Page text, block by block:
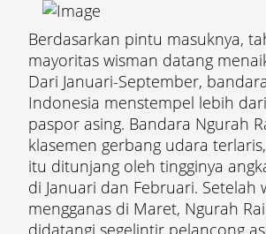
Berdasarkan pintu masuknya,
mayoritas wisman datang
Dari Januari-September,
Indonesia menstempel lebih
paspor asing. Bandara Ngurah
klasemen gerbang udara
itu ditunjang oleh tingginya
di Januari dan Februari. Setelah
mengganas di Maret, Ngurah